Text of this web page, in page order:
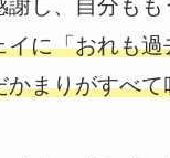
謝し、自分もも
イに「おれも
かまりがすべ